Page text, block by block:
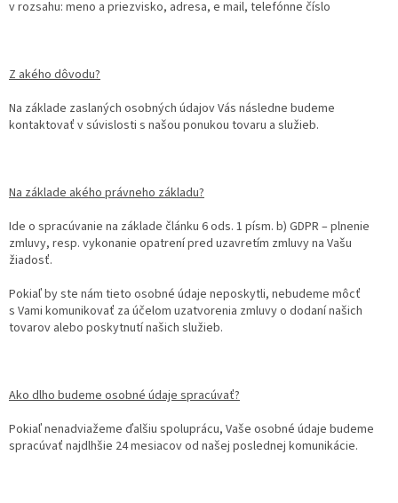
v rozsahu: meno a priezvisko, adresa, e mail, telefónne číslo
Z akého dôvodu?
Na základe zaslaných osobných údajov Vás následne budeme
kontaktovať v súvislosti s našou ponukou tovaru a služieb.
Na základe akého právneho základu?
Ide o spracúvanie na základe článku 6 ods. 1 písm. b) GDPR – plnenie
zmluvy, resp. vykonanie opatrení pred uzavretím zmluvy na Vašu
žiadosť.
Pokiaľ by ste nám tieto osobné údaje neposkytli, nebudeme môcť
s Vami komunikovať za účelom uzatvorenia zmluvy o dodaní našich
tovarov alebo poskytnutí našich služieb.
Ako dlho budeme osobné údaje spracúvať?
Pokiaľ nenadviažeme ďalšiu spoluprácu, Vaše osobné údaje budeme
spracúvať najdlhšie 24 mesiacov od našej poslednej komunikácie.